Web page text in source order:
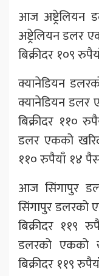
आज
अष्ट्रेलियन डलर
बिक्रीदर १०९
क्यानेडियन
क्यानेडियन डलर
बिक्रीदर ११०
डलर एकको
११० रुपैयाँ १४
आज सिंगापुर
सिंगापुर डलरको
बिक्रीदर ११९
डलरको एकको
बिक्रीदर ११९